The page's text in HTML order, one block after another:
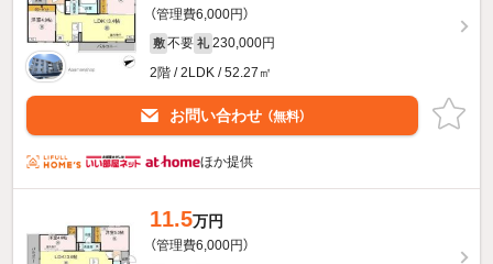
（管理費6,000円）
敷 不要 礼 230,000円
2階 / 2LDK / 52.27㎡
お問い合わせ （無料）
ほか提供
11.5万円
（管理費6,000円）